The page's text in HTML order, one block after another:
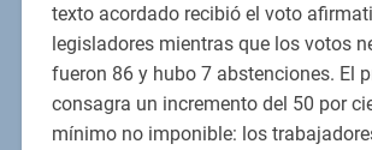
texto acordado recibió el voto
legisladores mientras que los votos
fueron 86 y hubo 7 abstenciones. El
consagra un incremento del 50 por
mínimo no imponible: los